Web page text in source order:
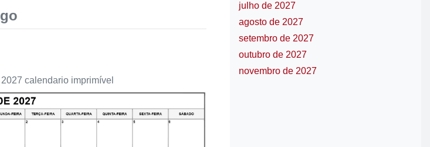
calendario imprimível
julho de 2027
agosto de 2027
setembro de 2027
outubro de 2027
novembro de 2027